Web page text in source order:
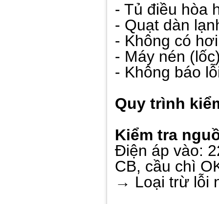
- Tủ điều hòa
- Quạt dàn
- Không có
- Máy nén
- Không báo
Quy trình
Kiểm tra
Điện áp vào:
CB, cầu chì
→ Loại trừ lỗi